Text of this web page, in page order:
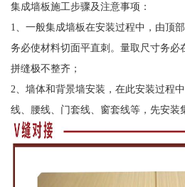
集成墙板施工步骤及注意事项：
1、一般集成墙板在安装过程中，由顶
务必使材料切面平直刺。量取尺寸务必
拼缝极不整齐；
2、墙体和背景墙安装，在此安装过程
线、腰线、门套线、窗套线等，先安装